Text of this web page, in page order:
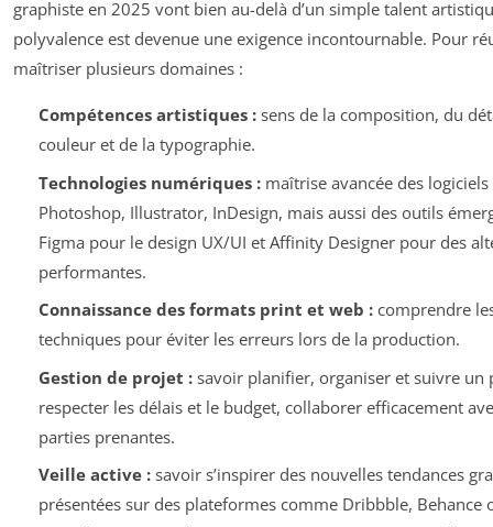
graphiste en 2025 vont bien au-delà d’un simple talent
polyvalence est devenue une exigence incontournable. Pour
maîtriser plusieurs domaines :
Compétences artistiques :sens de la composition, du
couleur et de la typographie.
Technologies numériques :maîtrise avancée des
Photoshop, Illustrator, InDesign, mais aussi des outils
Figma pour le design UX/UI et Affinity Designer pour des
performantes.
Connaissance des formats print et web :comprendre
techniques pour éviter les erreurs lors de la production.
Gestion de projet :savoir planifier, organiser et suivre un
respecter les délais et le budget, collaborer efficacement
parties prenantes.
Veille active :savoir s’inspirer des nouvelles tendances
présentées sur des plateformes comme Dribbble, Behance